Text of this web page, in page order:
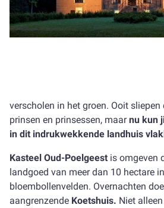
verscholen in het groen. Ooit
prinsen en prinsessen, maarnu kun
in dit indrukwekkende landhuis
Kasteel Oud-Poelgeest is omgeven
landgoed van meer dan 10 hectare
bloembollenvelden. Overnachten
aangrenzende Koetshuis. Niet